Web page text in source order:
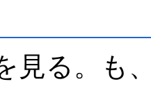
見る。も